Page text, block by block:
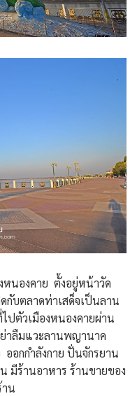
หนองคาย ตั้งอยู่หน้าวัด
กับตลาดท่าเสด็จเป็นลาน
ปตัวเมืองหนองคายผ่าน
ย่าลืมแวะลานพญานาค
อกกำลังกาย ปั่นจักรยาน
มีร้านอาหาร ร้านขายของ
น